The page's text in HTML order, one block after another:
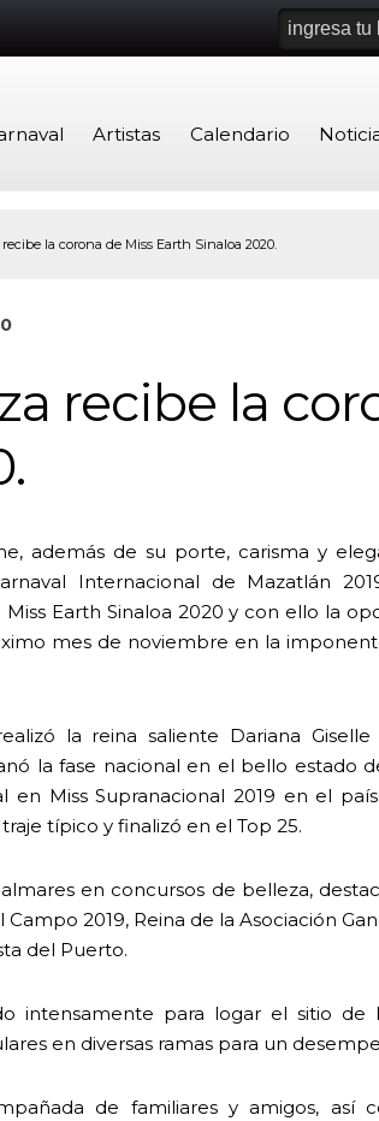
Artistas Calendario
la corona de Miss Earth Sinaloa 2020.
recibe la
además de su porte, carisma y
Internacional de Mazatlán
Earth Sinaloa 2020 y con ello la
mes de noviembre en la
la reina saliente Dariana Giselle
la fase nacional en el bello estado
en Miss Supranacional 2019 en el
típico y finalizó en el Top 25.
en concursos de belleza,
2019, Reina de la Asociación
del Puerto.
intensamente para logar el sitio de
en diversas ramas para un
de familiares y amigos, así